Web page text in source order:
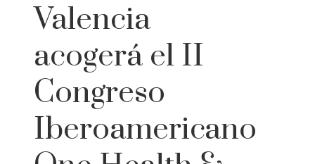
Valencia
acogerá el II
Congreso
Iberoamericano